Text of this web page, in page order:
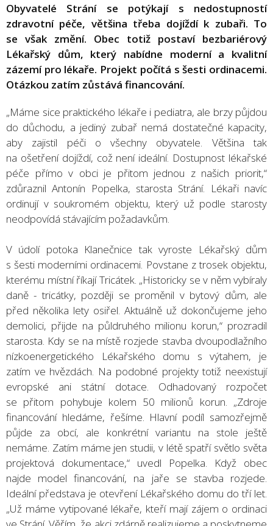
Obyvatelé Strání se potýkají s nedostupností
zdravotní péče, většina třeba dojíždí k zubaři. To
se však změní. Obec totiž postaví bezbariérový
Lékařský dům, který nabídne moderní a kvalitní
zázemí pro lékaře. Projekt počítá s šesti ordinacemi.
Otázkou zatím zůstává financování.
„Máme sice praktického lékaře i pediatra, ale brzy půjdou
do důchodu, a jediný zubař nemá dostatečné kapacity,
aby zajistil péči o všechny obyvatele. Většina tak
na ošetření dojíždí, což není ideální. Dostupnost lékařské
péče přímo v obci je přitom jednou z našich priorit,“
zdůraznil Antonín Popelka, starosta Strání. Lékaři navíc
ordinují v soukromém objektu, který už podle starosty
neodpovídá stávajícím požadavkům.
V údolí potoka Klanečnice tak vyroste Lékařský dům
s šesti moderními ordinacemi. Povstane z trosek objektu,
kterému místní říkají Tricátek. „Historicky se v něm vybíraly
daně - tricátky, později se proměnil v bytový dům, ale
před několika lety osiřel. Aktuálně už dokončujeme jeho
demolici, přijde na půldruhého milionu korun,“ prozradil
starosta. Kdy se na místě rozjede stavba dvoupodlažního
nízkoenergetického Lékařského domu s výtahem, je
zatím ve hvězdách. Na podobné projekty totiž neexistují
evropské ani státní dotace. Odhadovaný rozpočet
se přitom pohybuje kolem 50 milionů korun. „Zdroje
financování hledáme, řešíme. Hlavní podíl samozřejmě
půjde za obcí, ale konkrétní variantu na stole ještě
nemáme. Zatím máme jen studii, v létě spatří světlo světa
projektová dokumentace,“ uvedl Popelka. Když obec
najde model financování, na jaře se stavba rozjede.
Ideální představa je otevření Lékařského domu do tří let.
„Už máme vytipované lékaře, kteří mají zájem o ordinaci